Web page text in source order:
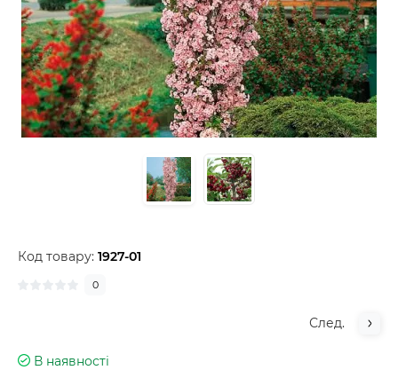
Код товару: 1927-01
0
След.
В наявності